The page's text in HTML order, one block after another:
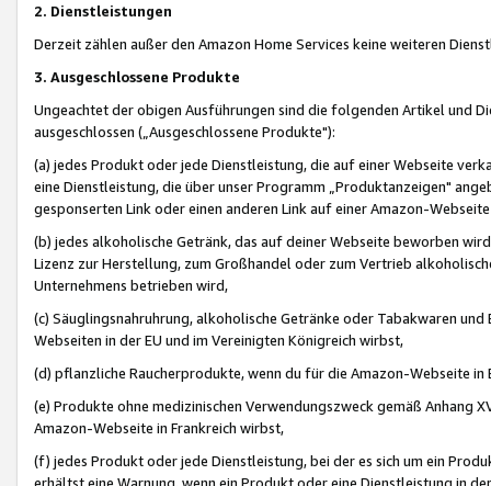
2. Dienstleistungen
Derzeit zählen außer den Amazon Home Services keine weiteren
3. Ausgeschlossene Produkte
Ungeachtet der obigen Ausführungen sind die folgenden Artikel und
ausgeschlossen („Ausgeschlossene Produkte"):
(a) jedes Produkt oder jede Dienstleistung, die auf einer Webseite
eine Dienstleistung, die über unser Programm „Produktanzeigen"
gesponserten Link oder einen anderen Link auf einer Amazon-
(b) jedes alkoholische Getränk, das auf deiner Webseite beworben
Lizenz zur Herstellung, zum Großhandel oder zum Vertrieb
Unternehmens betrieben wird,
(c) Säuglingsnahruhrung, alkoholische Getränke oder Tabakwaren
Webseiten in der EU und im Vereinigten Königreich wirbst,
(d) pflanzliche Raucherprodukte, wenn du für die Amazon-Webseite in
(e) Produkte ohne medizinischen Verwendungszweck gemäß Anhang
Amazon-Webseite in Frankreich wirbst,
(f) jedes Produkt oder jede Dienstleistung, bei der es sich um ein